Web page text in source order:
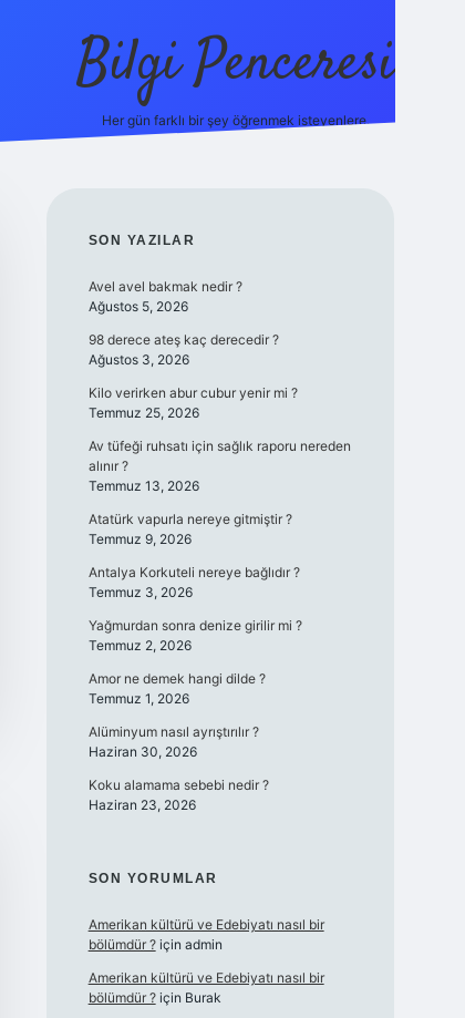
Bilgi Penceresi
Her gün farklı bir şey öğrenmek isteyenlere.
SIDEBAR
SON YAZILAR
Avel avel bakmak nedir ?
Ağustos 5, 2026
98 derece ateş kaç derecedir ?
Ağustos 3, 2026
Kilo verirken abur cubur yenir mi ?
Temmuz 25, 2026
Av tüfeği ruhsatı için sağlık raporu nereden
alınır ?
Temmuz 13, 2026
Atatürk vapurla nereye gitmiştir ?
Temmuz 9, 2026
Antalya Korkuteli nereye bağlıdır ?
Temmuz 3, 2026
Yağmurdan sonra denize girilir mi ?
Temmuz 2, 2026
Amor ne demek hangi dilde ?
Temmuz 1, 2026
Alüminyum nasıl ayrıştırılır ?
Haziran 30, 2026
Koku alamama sebebi nedir ?
Haziran 23, 2026
SON YORUMLAR
Amerikan kültürü ve Edebiyatı nasıl bir
bölümdür ?için admin
Amerikan kültürü ve Edebiyatı nasıl bir
bölümdür ?için Burak